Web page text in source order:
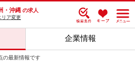
・沖縄 の求人
ア変更
企業情報
の最新情報です